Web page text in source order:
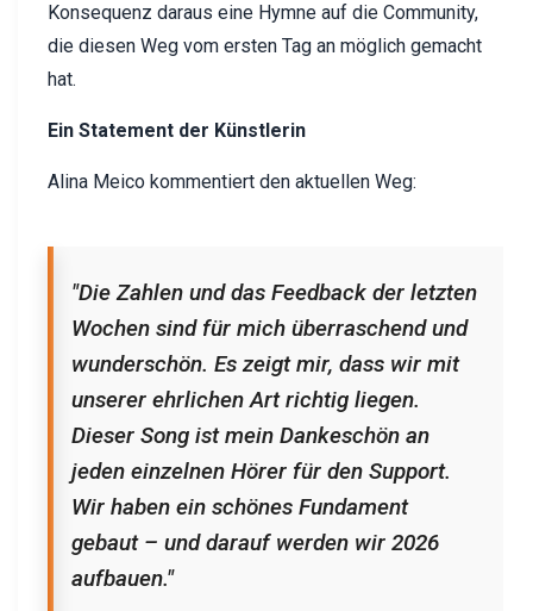
Konsequenz daraus eine Hymne auf die Community,
die diesen Weg vom ersten Tag an möglich gemacht
hat.
Ein Statement der Künstlerin
Alina Meico kommentiert den aktuellen Weg:
"Die Zahlen und das Feedback der letzten
Wochen sind für mich überraschend und
wunderschön. Es zeigt mir, dass wir mit
unserer ehrlichen Art richtig liegen.
Dieser Song ist mein Dankeschön an
jeden einzelnen Hörer für den Support.
Wir haben ein schönes Fundament
gebaut – und darauf werden wir 2026
aufbauen."